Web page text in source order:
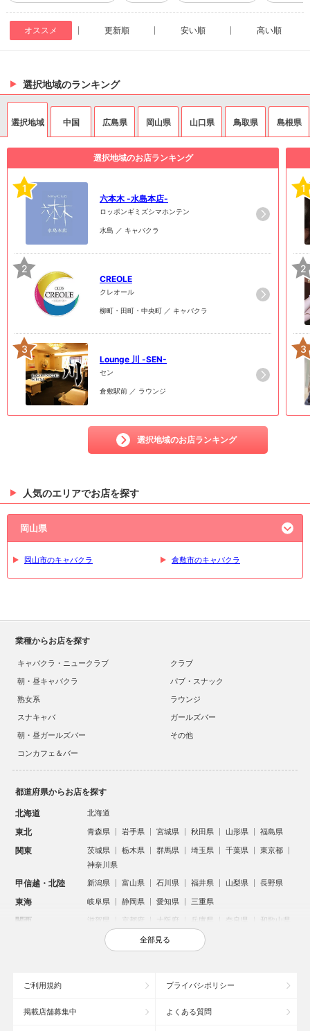
オススメ 更新順 安い順 高い順
選択地域のランキング
選択地域 中国 広島県 岡山県 山口県 鳥取県 島根県
選択地域のお店ランキング
1
六本木 -水島本店-
ロッポンギミズシマホンテン
水島 ／ キャバクラ
2
CREOLE
クレオール
柳町・田町・中央町 ／ キャバクラ
3
Lounge 川 -SEN-
セン
倉敷駅前 ／ ラウンジ
選択地域のお店ランキング
1
2
3
人気のエリアでお店を探す
岡山県
岡山市のキャバクラ 倉敷市のキャバクラ
業種からお店を探す
キャバクラ・ニュークラブ
クラブ
朝・昼キャバクラ
パブ・スナック
熟女系
ラウンジ
スナキャバ
ガールズバー
朝・昼ガールズバー
その他
コンカフェ＆バー
都道府県からお店を探す
北海道 北海道
東北 青森県 岩手県 宮城県 秋田県 山形県 福島県
関東 茨城県 栃木県 群馬県 埼玉県 千葉県
東京都
神奈川県
甲信越・北陸 新潟県 富山県 石川県 福井県 山梨県 長野県
東海 岐阜県 静岡県 愛知県 三重県
関西 滋賀県 京都府 大阪府 兵庫県 奈良県 和歌山県
鳥取県 島根県 岡山県 広島県
沖縄県
全部見る
ご利用規約 プライバシポリシー
掲載店舗募集中 よくある質問